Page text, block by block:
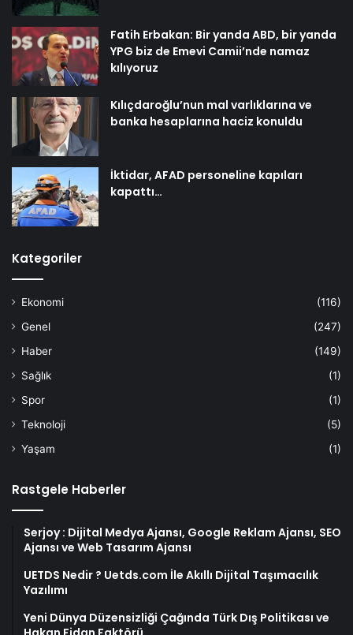
Fatih Erbakan: Bir yanda ABD, bir yanda
YPG biz de Emevi Camii’nde namaz
kılıyoruz
Kılıçdaroğlu’nun mal varlıklarına ve
banka hesaplarına haciz konuldu
İktidar, AFAD personeline kapıları
kapattı…
Kategoriler
Ekonomi
(116)
Genel
(247)
Haber
(149)
Sağlık
(1)
Spor
(1)
Teknoloji
(5)
Yaşam
(1)
Rastgele Haberler
Serjoy : Dijital Medya Ajansı, Google Reklam Ajansı, SEO
Ajansı ve Web Tasarım Ajansı
UETDS Nedir ? Uetds.com İle Akıllı Dijital Taşımacılık
Yazılımı
Yeni Dünya Düzensizliği Çağında Türk Dış Politikası ve